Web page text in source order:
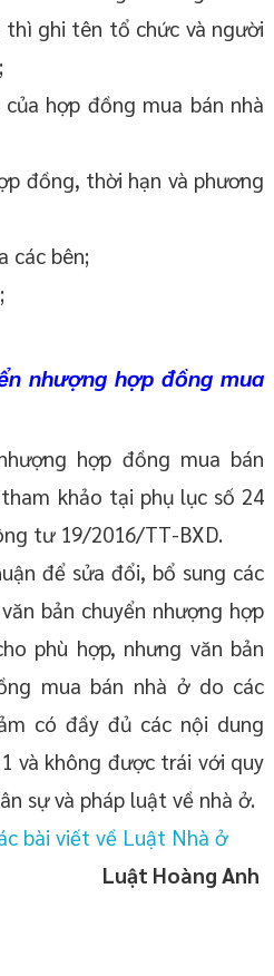
thì ghi tên tổ chức và người
hợp đồng mua bán nhà
đồng, thời hạn và phương
các bên;
nhượng hợp đồng mua
hợp đồng mua bán
khảo tại phụ lục số 24
tư 19/2016/TT-BXD.
để sửa đổi, bổ sung các
bản chuyển nhượng hợp
phù hợp, nhưng văn bản
mua bán nhà ở do các
có đầy đủ các nội dung
và không được trái với quy
sự và pháp luật về nhà ở.
bài viết về Luật Nhà ở
Luật Hoàng Anh